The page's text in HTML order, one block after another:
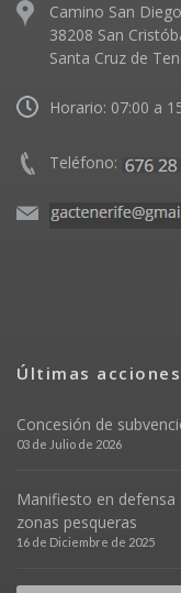
Camino San
38208 San
Santa Cruz de
Horario: 07:00 a
Teléfono:
Últimas acciones
Concesión de
03 de Julio de 2026
Manifiesto en
zonas pesqueras
16 de Diciembre de 2025